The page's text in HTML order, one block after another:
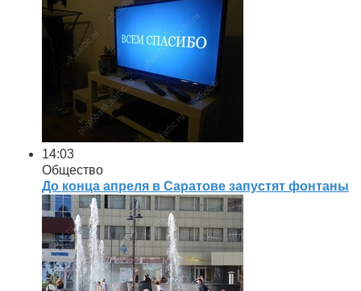
14:03
Общество
До конца апреля в Саратове запустят фонтаны